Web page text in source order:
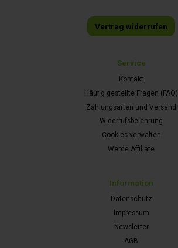
Vertrag widerrufen
Service
Kontakt
Häufig gestellte Fragen (FAQ)
Zahlungsarten und Versand
Widerrufsbelehrung
Cookies verwalten
Werde Affiliate
Information
Datenschutz
Impressum
Newsletter
AGB